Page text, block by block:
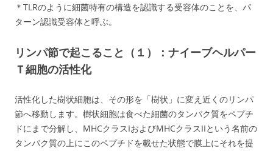
＊TLRのように細菌特有の構造を認識する受容体のことを、パ
ターン認識受容体と呼ぶ。
リンパ節で起こること（１）：ナイーブヘルパー
Ｔ細胞の活性化
活性化した樹状細胞は、その形を「樹状」に変え近くのリンパ
節へ移動します。樹状細胞は食べた細菌のタンパク質をペプチ
ドにまで分解し、MHCクラスIおよびMHCクラスIIという名前の
タンパク質の上にこのペプチドを載せた状態で膜上にそれを提